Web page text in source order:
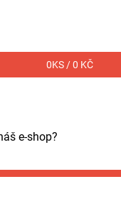
0KS /0 KČ
e-shop?